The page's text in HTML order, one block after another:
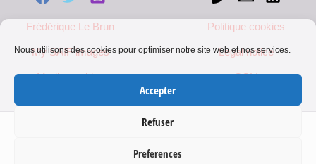
Nous utilisons des cookies pour optimiser notre site web et nos services.
Accepter
Refuser
Preferences
Frédérique Le Brun
My SAIF images
Mediapart blog
Politique cookies
Legal notice
CGV
Copyright © 2026 Frédérique Le Brun